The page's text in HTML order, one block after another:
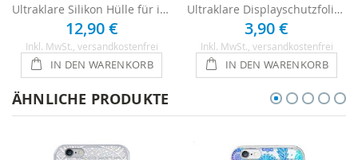
Ultraklare Silikon Hülle für iPhone 7 - Transparent
12,90 €
Inkl. MwSt. , versandkostenfrei
IN DEN WARENKORB
Ultraklare Displayschutzfolie für iPhone 7
3,90 €
Inkl. MwSt. , versandkostenfrei
IN DEN WARENKORB
ÄHNLICHE PRODUKTE